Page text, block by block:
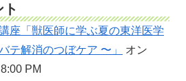
座「獣医師に学ぶ夏の東洋医学
テ解消のつぼケア 〜」
オン
PM